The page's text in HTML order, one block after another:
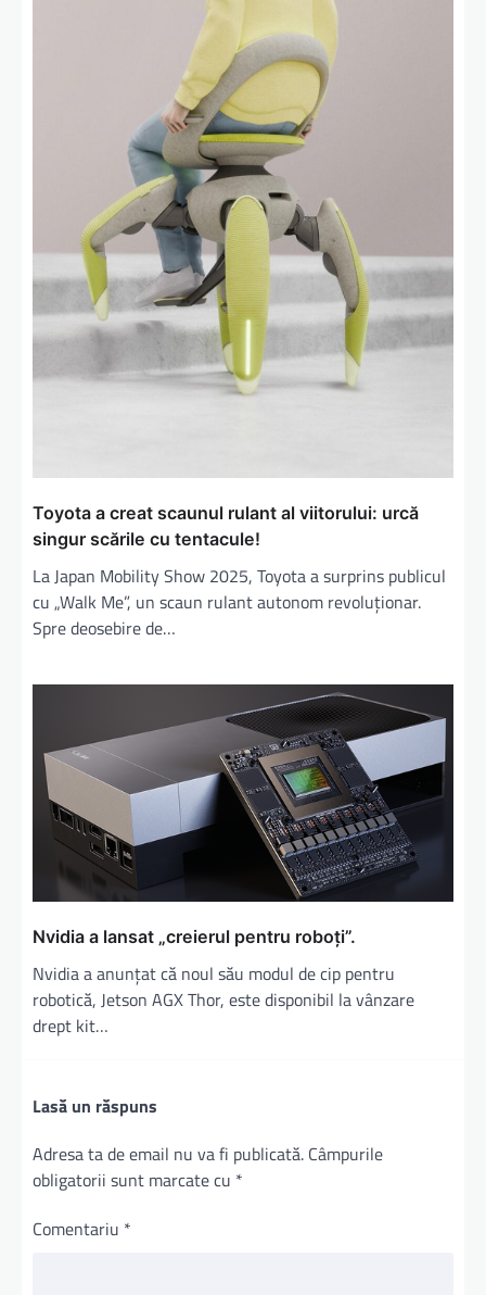
Toyota a creat scaunul rulant al viitorului: urcă
singur scările cu tentacule!
La Japan Mobility Show 2025, Toyota a surprins publicul
cu „Walk Me”, un scaun rulant autonom revoluționar.
Spre deosebire de…
Nvidia a lansat „creierul pentru roboți”.
Nvidia a anunţat că noul său modul de cip pentru
robotică, Jetson AGX Thor, este disponibil la vânzare
drept kit…
Lasă un răspuns
Adresa ta de email nu va fi publicată. Câmpurile
obligatorii sunt marcate cu *
Comentariu *